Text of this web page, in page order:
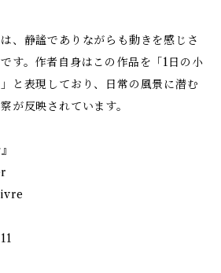
、静謐でありながらも動きを感じさ
す。作者自身はこの作品を「1日の小
と表現しており、日常の風景に潜む
が反映されています。